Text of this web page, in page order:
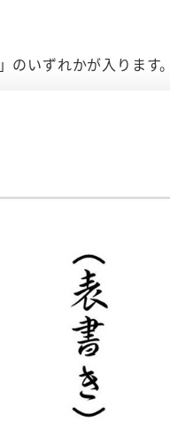
いずれかが入ります。